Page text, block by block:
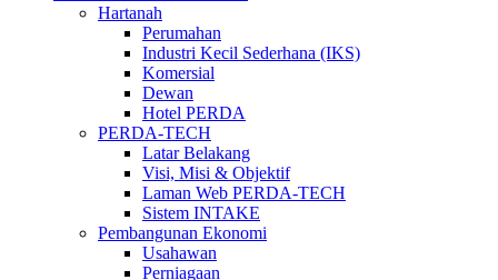
Hartanah
Perumahan
Industri Kecil Sederhana (IKS)
Komersial
Dewan
Hotel PERDA
PERDA-TECH
Latar Belakang
Visi, Misi & Objektif
Laman Web PERDA-TECH
Sistem INTAKE
Pembangunan Ekonomi
Usahawan
Perniagaan